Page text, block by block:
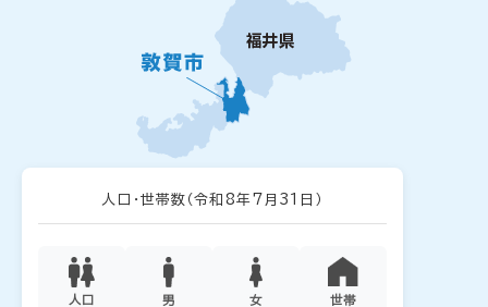
人口・世帯数 （令和8年7月31日）
人口 男 女 世帯